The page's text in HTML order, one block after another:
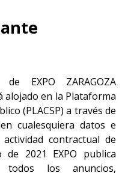
EXPO ZARAGOZA
alojado en la Plataforma
(PLACSP) a través de
cualesquiera datos e
contractual de
2021 EXPO publica
todos los anuncios,